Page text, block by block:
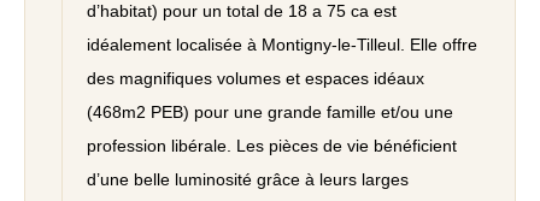
d’habitat) pour un total de 18 a 75 ca est
idéalement localisée à Montigny-le-Tilleul. Elle offre
des magnifiques volumes et espaces idéaux
(468m2 PEB) pour une grande famille et/ou une
profession libérale. Les pièces de vie bénéficient
d’une belle luminosité grâce à leurs larges